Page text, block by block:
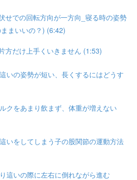
せでの回転方向が一方向_寝る時の姿勢
まいいの？) (6:42)
方だけ上手くいきません (1:53)
いの姿勢が短い、長くするにはどうす
クをあまり飲まず、体重が増えない
いをしてしまう子の股関節の運動方法
這いの際に左右に倒れながら進む